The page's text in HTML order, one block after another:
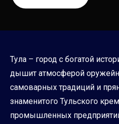
Тула – город с богатой
дышит атмосферой
самоварных традиций и
знаменитого Тульского
промышленных